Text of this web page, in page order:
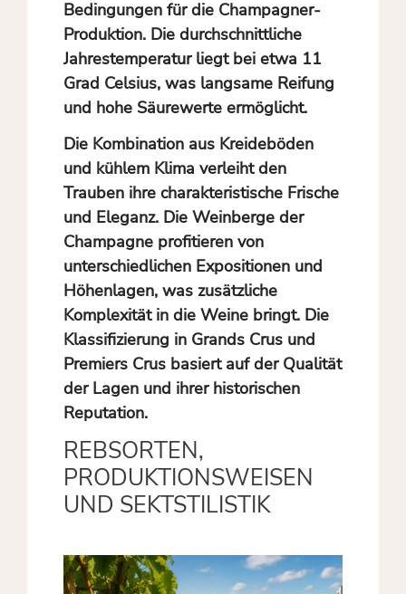
Bedingungen für die Champagner-
Produktion. Die durchschnittliche
Jahrestemperatur liegt bei etwa 11
Grad Celsius, was langsame Reifung
und hohe Säurewerte ermöglicht.
Die Kombination aus Kreideböden
und kühlem Klima verleiht den
Trauben ihre charakteristische Frische
und Eleganz. Die Weinberge der
Champagne profitieren von
unterschiedlichen Expositionen und
Höhenlagen, was zusätzliche
Komplexität in die Weine bringt. Die
Klassifizierung in Grands Crus und
Premiers Crus basiert auf der Qualität
der Lagen und ihrer historischen
Reputation.
REBSORTEN,
PRODUKTIONSWEISEN
UND SEKTSTILISTIK